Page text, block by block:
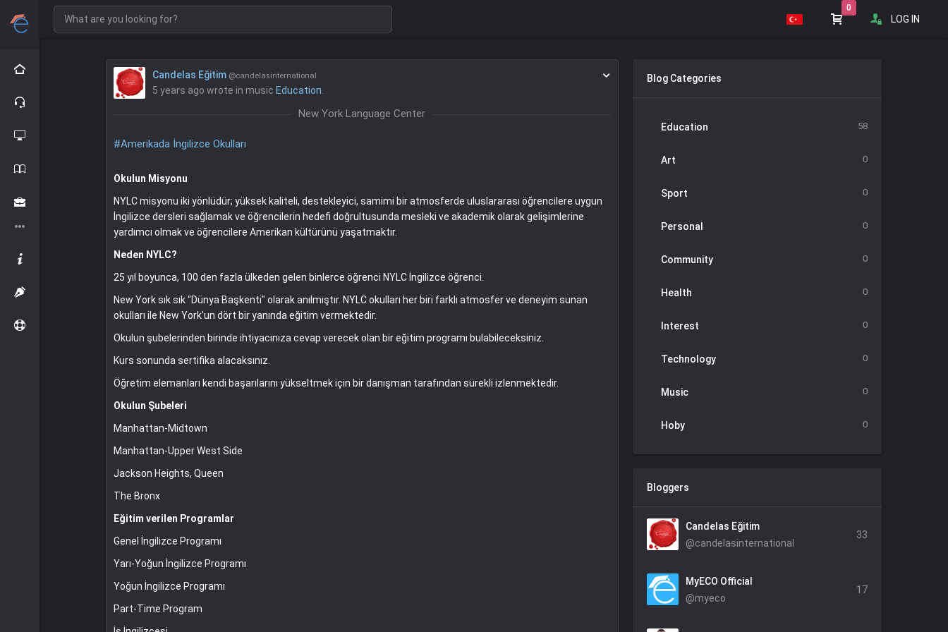
0
LOG IN
Candelas Eğitim @candelasinternational
5 years ago wrote in music Education
New York Language Center
#Amerikada İngilizce Okulları
Okulun Misyonu
NYLC misyonu iki yönlüdür; yüksek kaliteli, destekleyici, samimi bir atmosferde uluslararası öğrencilere uygun
İngilizce dersleri sağlamak ve öğrencilerin hedefi doğrultusunda mesleki ve akademik olarak gelişimlerine
yardımcı olmak ve öğrencilere Amerikan kültürünü yaşatmaktır.
Neden NYLC?
25 yıl boyunca, 100 den fazla ülkeden gelen binlerce öğrenci NYLC İngilizce öğrenci.
New York sık sık "Dünya Başkenti" olarak anılmıştır. NYLC okulları her biri farklı atmosfer ve deneyim sunan
okulları ile New York'un dört bir yanında eğitim vermektedir.
Okulun şubelerinden birinde ihtiyacınıza cevap verecek olan bir eğitim programı bulabileceksiniz.
Kurs sonunda sertifika alacaksınız.
Öğretim elemanları kendi başarılarını yükseltmek için bir danışman tarafından sürekli izlenmektedir.
Okulun Şubeleri
Manhattan-Midtown
Manhattan-Upper West Side
Jackson Heights, Queen
The Bronx
Eğitim verilen Programlar
Genel İngilizce Programı
Yarı-Yoğun İngilizce Programı
Yoğun İngilizce Programı
Part-Time Program
Blog Categories
Education 58
Art 0
Sport 0
Personal 0
Community 0
Health 0
Interest 0
Technology 0
Music 0
Hoby 0
Bloggers
Candelas Eğitim
@candelasinternational
33
MyECO Official
@myeco
17